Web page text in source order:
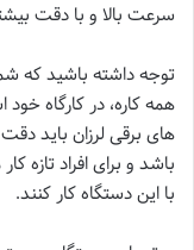
سرعت بالا و با دقت
توجه داشته باشید که
همه کاره، در کارگاه خود
های برقی لرزان باید
باشد و برای افراد تازه
با این دستگاه کار کنند.